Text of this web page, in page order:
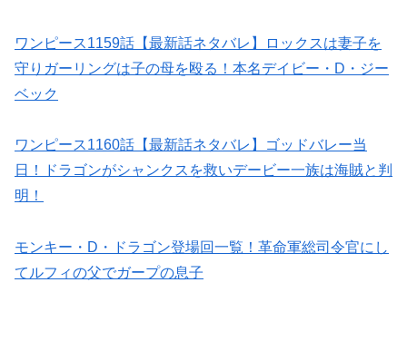
ワンピース1159話【最新話ネタバレ】ロックスは妻子を
守りガーリングは子の母を殴る！本名デイビー・D・ジー
ベック
ワンピース1160話【最新話ネタバレ】ゴッドバレー当
日！ドラゴンがシャンクスを救いデービー一族は海賊と判
明！
モンキー・D・ドラゴン登場回一覧！革命軍総司令官にし
てルフィの父でガープの息子